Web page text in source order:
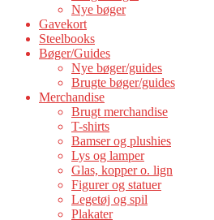
Nye bøger
Gavekort
Steelbooks
Bøger/Guides
Nye bøger/guides
Brugte bøger/guides
Merchandise
Brugt merchandise
T-shirts
Bamser og plushies
Lys og lamper
Glas, kopper o. lign
Figurer og statuer
Legetøj og spil
Plakater